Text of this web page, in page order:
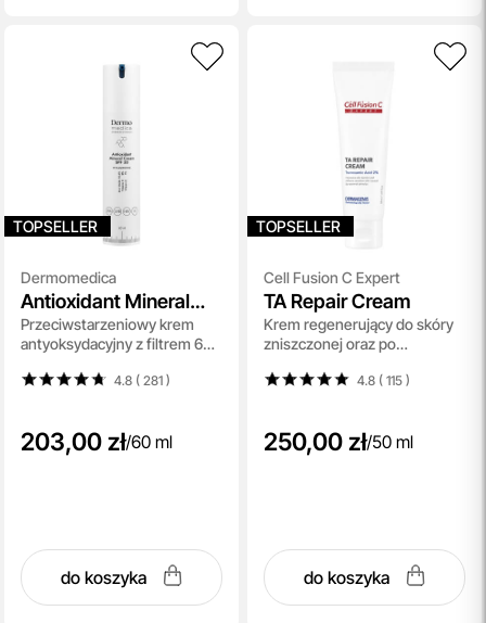
TOPSELLER
Dermomedica
Antioxidant Mineral
Cream SPF 30
Przeciwstarzeniowy krem
antyoksydacyjny z filtrem 60
4.8 ( 281)
203,00 zł/60 ml
do koszyka
TOPSELLER
Cell Fusion C Expert
TA Repair Cream
Krem regenerujący do skóry
zniszczonej oraz po
4.8 ( 115)
250,00 zł/50 ml
do koszyka